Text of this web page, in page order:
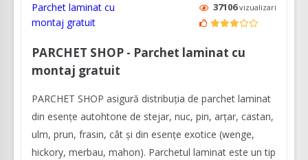
37106vizualizari
PARCHET SHOP - Parchet laminat cu
montaj gratuit
PARCHET SHOP asigură distribuția de parchet laminat
din esențe autohtone de stejar, nuc, pin, arțar, castan,
ulm, prun, frasin, cât și din esențe exotice (wenge,
hickory, merbau, mahon). Parchetul laminat este un tip